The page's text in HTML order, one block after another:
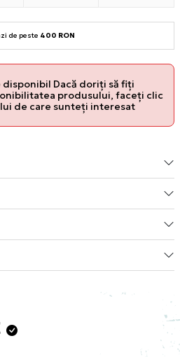
de peste 400 RON
Dacă doriți să fiți
produsului, faceți clic
de care sunteți interesat